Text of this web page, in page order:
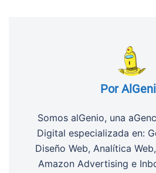
Por
Somos alGenio, una
Digital especializada en:
Diseño Web, Analítica
Amazon Advertising e